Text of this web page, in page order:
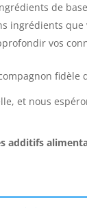
de
ingrédients
vos
et nous
additifs